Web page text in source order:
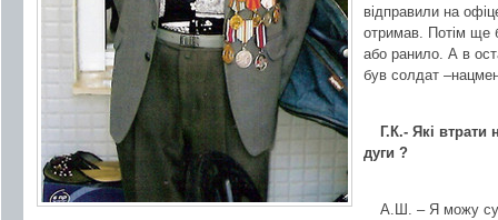
відправили на
отримав. Потім ще
або ранило. А в
був солдат
Г.К.- Які
дуги ?
А.Ш. – Я можу